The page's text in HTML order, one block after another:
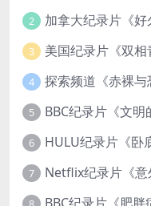
2
3
4
5
6
7